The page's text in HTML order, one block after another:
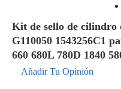
Kit de sello de cilindro
G110050 1543256C1
660 680L 780D 1840
Añadir Tu Opinión